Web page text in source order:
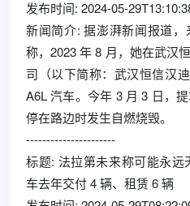
发布时间: 2024-05-
新闻简介: 据澎湃新闻报道
称，2023 年 8 月，她在武汉
司（以下简称：武汉恒信汉
A6L 汽车。今年 3 月 3 日，
停在路边时发生自燃烧毁。
----------------------
标题: 法拉第未来称可能永远
车去年交付 4 辆、租赁 6 辆